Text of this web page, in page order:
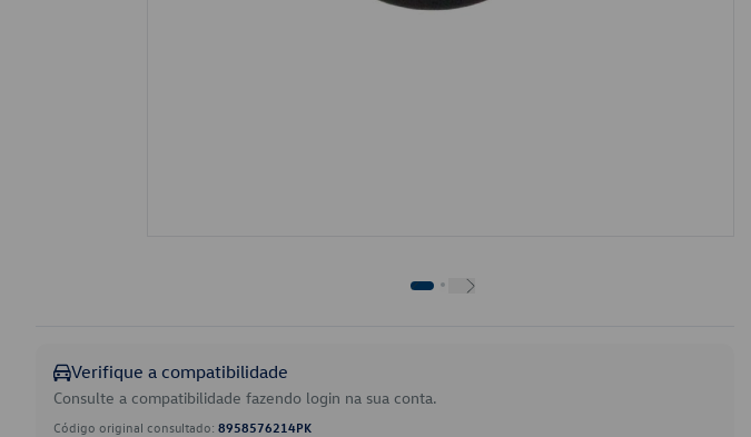
Verifique a compatibilidade
Consulte a compatibilidade fazendo login na sua conta.
Código original consultado: 8958576214PK